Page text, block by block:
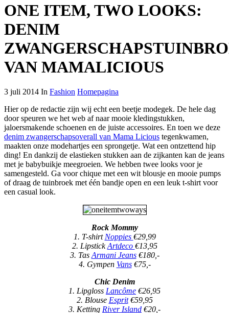
ONE ITEM, TWO LOOKS:
DENIM
VAN MAMALICIOUS
3 juli 2014 In Fashion Homepagina
Hier op de redactie zijn wij echt een beetje modegek. De hele dag
door speuren we het web af naar mooie kledingstukken,
jaloersmakende schoenen en de juiste accessoires. En toen we deze
denim zwangerschapsoverall van Mama Licious tegenkwamen,
maakten onze modehartjes een sprongetje. Wat een ontzettend hip
ding! En dankzij de elastieken stukken aan de zijkanten kan de jeans
met je babybuikje meegroeien. We hebben twee looks voor je
samengesteld. Ga voor chique met een wit blousje en mooie pumps
of draag de tuinbroek met één bandje open en een leuk t-shirt voor
een casual look.
Rock Mommy
1. T-shirt Noppies €29,99
2. LipstickArtdeco €13,95
3. Tas Armani Jeans€180,-
4. Gympen Vans€75,-
Chic Denim
1. Lipgloss Lancôme €26,95
2. Blouse Esprit€59,95
3. Ketting River Island €20,-